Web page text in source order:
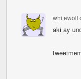
whitewolf
aki ay